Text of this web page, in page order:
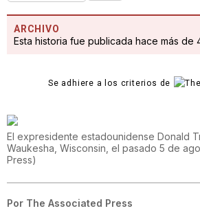
ARCHIVO
Esta historia fue publicada hace más de
Se adhiere a los criterios de
El expresidente estadounidense Donald
Waukesha, Wisconsin, el pasado 5 de
Press)
Por The Associated Press